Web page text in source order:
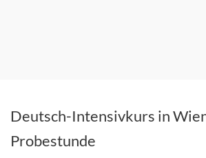
Deutsch-Intensivkurs in
Probestunde